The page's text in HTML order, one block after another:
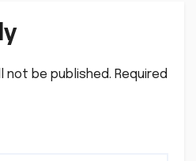
not be published. Required